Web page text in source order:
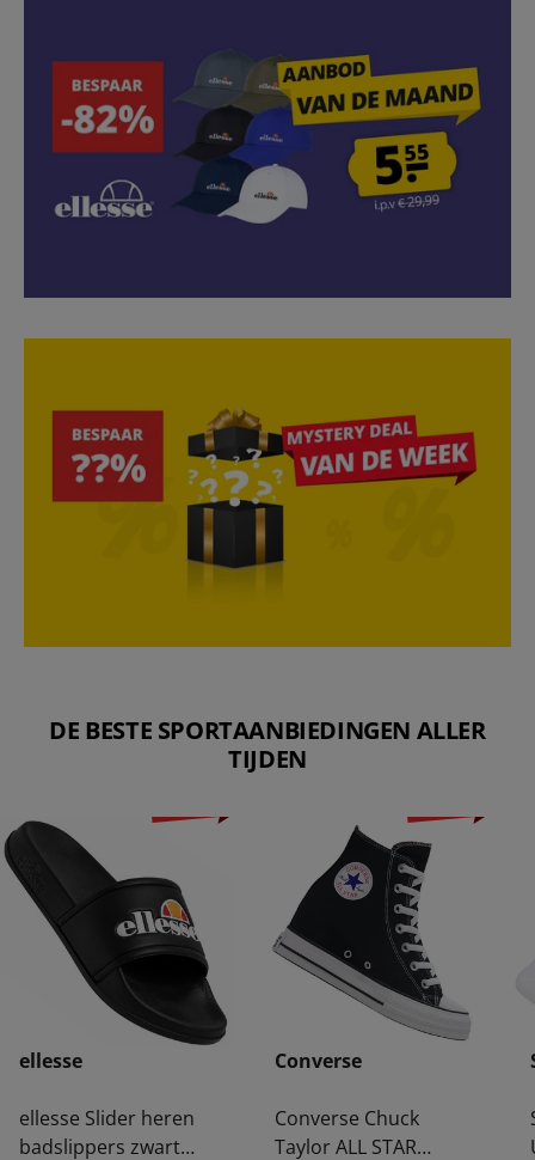
DE BESTE SPORTAANBIEDINGEN ALLER
TIJDEN
ellesse
ellesse Slider heren
badslippers zwart
Converse
Converse Chuck
Taylor ALL STAR